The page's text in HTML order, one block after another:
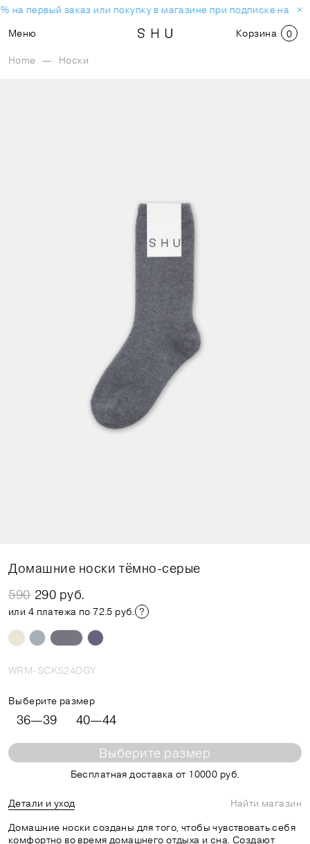
на первый заказ или покупку в магазине при подписке на
Меню
Корзина 0
Home — Носки
Домашние носки тёмно-серые
590 290 руб.
или 4 платежа по 72.5 руб.
WRM-SCKS24DGY
Выберите размер
36—39 40—44
Выберите размер
Бесплатная доставка от 10000 руб.
Детали и уход
Найти магазин
Домашние носки созданы для того, чтобы чувствовать себя
комфортно во время домашнего отдыха и сна. Создают